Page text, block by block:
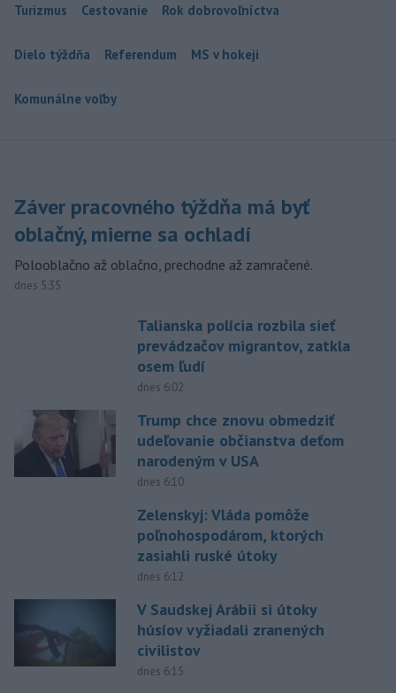
Turizmus Cestovanie Rok dobrovoľníctva
Dielo týždňa Referendum MS v hokeji
Komunálne voľby
Záver pracovného týždňa má byť
oblačný, mierne sa ochladí
Polooblačno až oblačno, prechodne až zamračené.
dnes 5:35
Talianska polícia rozbila sieť
prevádzačov migrantov, zatkla
osem ľudí
dnes 6:02
Trump chce znovu obmedziť
udeľovanie občianstva deťom
narodeným v USA
dnes 6:10
Zelenskyj: Vláda pomôže
poľnohospodárom, ktorých
zasiahli ruské útoky
dnes 6:12
V Saudskej Arábii si útoky
húsíov vyžiadali zranených
civilistov
dnes 6:15